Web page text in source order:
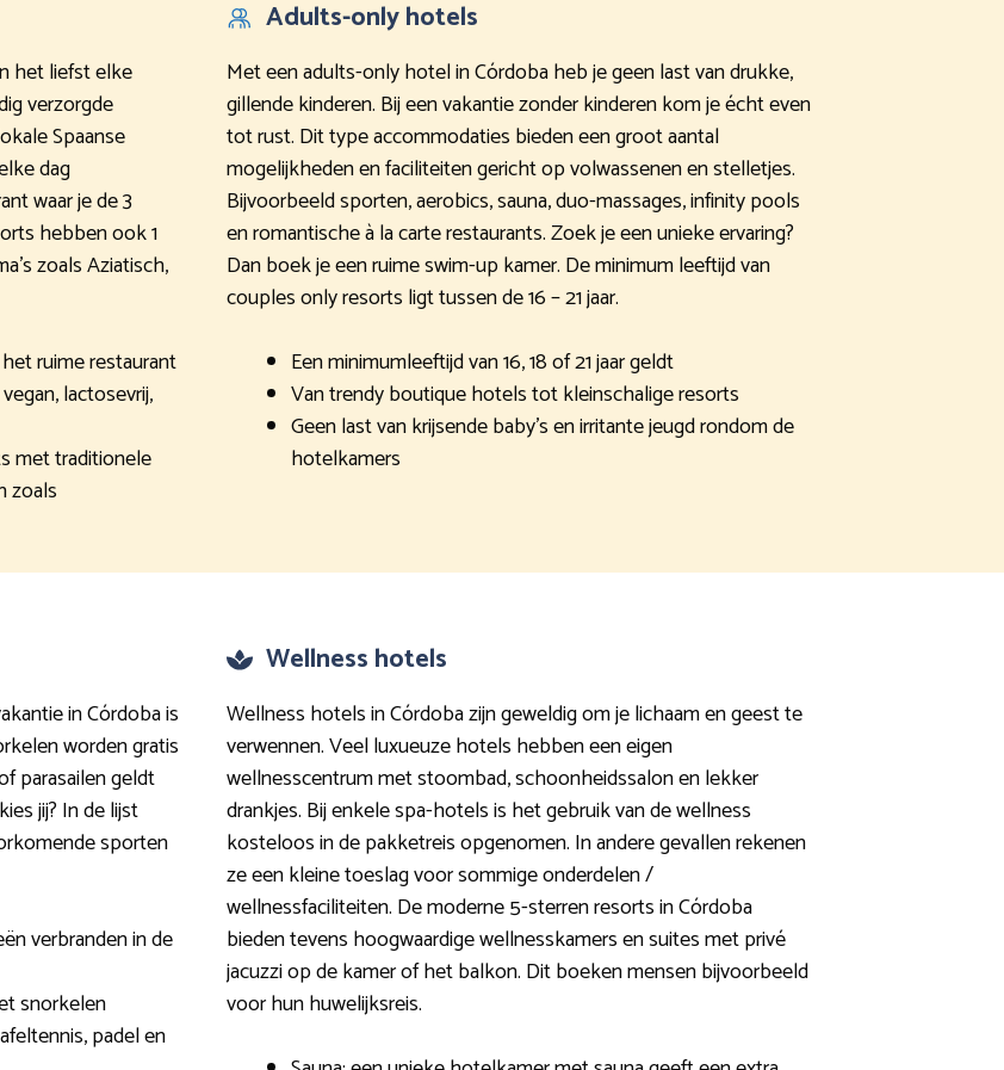
het liefst elke
verzorgde
Spaanse
dag
waar je de 3
hebben ook 1
zoals Aziatisch,
ruime restaurant
lactosevrij,
met traditionele
zoals
Adults-only hotels
Met een adults-only hotel in Córdoba heb je geen last van drukke,
gillende kinderen. Bij een vakantie zonder kinderen kom je écht even
tot rust. Dit type accommodaties bieden een groot aantal
mogelijkheden en faciliteiten gericht op volwassenen en stelletjes.
Bijvoorbeeld sporten, aerobics, sauna, duo-massages, infinity pools
en romantische à la carte restaurants. Zoek je een unieke ervaring?
Dan boek je een ruime swim-up kamer. De minimum leeftijd van
couples only resorts ligt tussen de 16 – 21 jaar.
Een minimumleeftijd van 16, 18 of 21 jaar geldt
Van trendy boutique hotels tot kleinschalige resorts
Geen last van krijsende baby’s en irritante jeugd rondom de
hotelkamers
in Córdoba is
worden gratis
parasailen geldt
jij? In de lijst
sporten
verbranden in de
snorkelen
padel en
Wellness hotels
Wellness hotels in Córdoba zijn geweldig om je lichaam en geest te
verwennen. Veel luxueuze hotels hebben een eigen
wellnesscentrum met stoombad, schoonheidssalon en lekker
drankjes. Bij enkele spa-hotels is het gebruik van de wellness
kosteloos in de pakketreis opgenomen. In andere gevallen rekenen
ze een kleine toeslag voor sommige onderdelen /
wellnessfaciliteiten. De moderne 5-sterren resorts in Córdoba
bieden tevens hoogwaardige wellnesskamers en suites met privé
jacuzzi op de kamer of het balkon. Dit boeken mensen bijvoorbeeld
voor hun huwelijksreis.